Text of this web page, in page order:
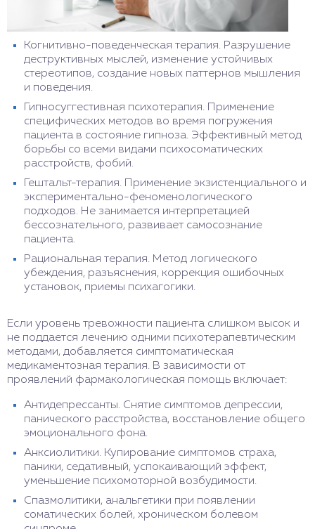
Когнитивно-поведенческая терапия. Разрушение
деструктивных мыслей, изменение устойчивых
стереотипов, создание новых паттернов мышления
и поведения.
Гипносуггестивная психотерапия. Применение
специфических методов во время погружения
пациента в состояние гипноза. Эффективный метод
борьбы со всеми видами психосоматических
расстройств, фобий.
Гештальт-терапия. Применение экзистенциального и
экспериментально-феноменологического
подходов. Не занимается интерпретацией
бессознательного, развивает самосознание
пациента.
Рациональная терапия. Метод логического
убеждения, разъяснения, коррекция ошибочных
установок, приемы психагогики.
Если уровень тревожности пациента слишком высок и
не поддается лечению одними психотерапевтическим
методами, добавляется симптоматическая
медикаментозная терапия. В зависимости от
проявлений фармакологическая помощь включает:
Антидепрессанты. Снятие симптомов депрессии,
панического расстройства, восстановление общего
эмоционального фона.
Анксиолитики. Купирование симптомов страха,
паники, седативный, успокаивающий эффект,
уменьшение психомоторной возбудимости.
Спазмолитики, анальгетики при появлении
соматических болей, хроническом болевом